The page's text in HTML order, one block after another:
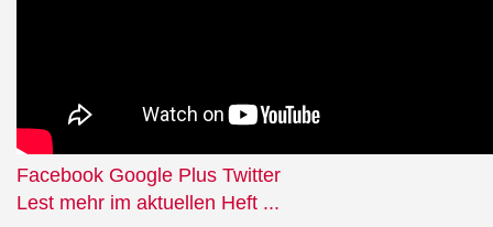
Facebook Google Plus Twitter
Lest mehr im aktuellen Heft ...